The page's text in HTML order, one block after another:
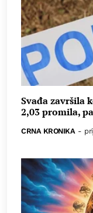
Svađa završila
2,03 promila,
CRNA KRONIKA -